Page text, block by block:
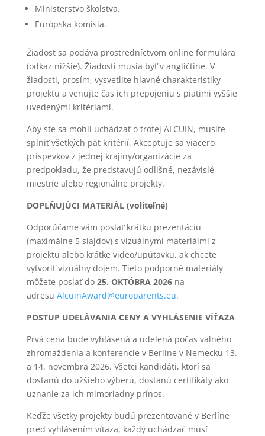
Ministerstvo školstva.
Európska komisia.
Žiadosť sa podáva prostredníctvom online formulára
(odkaz nižšie). Žiadosti musia byť v angličtine. V
žiadosti, prosím, vysvetlite hlavné charakteristiky
projektu a venujte čas ich prepojeniu s piatimi vyššie
uvedenými kritériami.
Aby ste sa mohli uchádzať o trofej ALCUIN, musíte
splniť všetkých päť kritérií. Akceptuje sa viacero
príspevkov z jednej krajiny/organizácie za
predpokladu, že predstavujú odlišné, nezávislé
miestne alebo regionálne projekty.
DOPLŇUJÚCI MATERIÁL (voliteľné)
Odporúčame vám poslať krátku prezentáciu
(maximálne 5 slajdov) s vizuálnymi materiálmi z
projektu alebo krátke video/upútavku, ak chcete
vytvoriť vizuálny dojem. Tieto podporné materiály
môžete poslať do 25. OKTÓBRA 2026na
adresu AlcuinAward@europarents.eu.
POSTUP UDELÁVANIA CENY A VYHLÁSENIE VÍŤAZA
Prvá cena bude vyhlásená a udelená počas valného
zhromaždenia a konferencie v Berlíne v Nemecku 13.
a 14. novembra 2026. Všetci kandidáti, ktorí sa
dostanú do užšieho výberu, dostanú certifikáty ako
uznanie za ich mimoriadny prínos.
Keďže všetky projekty budú prezentované v Berlíne
pred vyhlásením víťaza, každý uchádzač musí